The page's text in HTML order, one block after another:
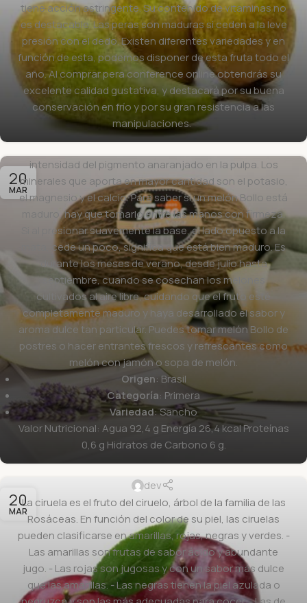
tiene acción astringente. Su contenido de vitaminas no
es destacable. Las peras son maduras si ceden a la leve
presión con el dedo. Existen diferentes variedades y en
función de esta, podemos disponer de esta fruta todo el
año. Al comprar pera conference online obtendrás su
excelente calidad gustativa, y destacará por su buena
conservación en frío y por su gran resistencia a las
manipulaciones.
20
MAR
Melón Torres Unidad 2 K Aprox 2.99€ Kilo
dev
El melón Torres es uno de los frutos de mayor tamaño, y
su forma, unas veces esférica y otras ovalada o
alargada, como un balón de rugby, depende de la
variedad. El 80% de la composición de esta fruta es
agua, y las escasas calorías que aporta se debe a su
contenido moderado de azúcares. La cantidad de
intensidad del pigmento anaranjado en la pulpa. Los
minerales que aporta en mayor cantidad son el potasio,
el magnesio y el calcio. Para saber si un melón Bollo está
maduro, hay que tomarlo entre las manos con firmeza.
Si al presionar suavemente la base, el lado opuesto a la
mata, cede un poco, significa que está bien maduro. Es
durante los meses de verano, desde julio hasta
septiembre, cuando se cosechan los melones
cultivados al aire libre, cuidando que el fruto esté
completamente maduro y haya desarrollado el sabor y
aroma dulce tan particular. Puedes tomar melón Bollo de
postres o hacer entrantes frescos y refrescantes como
melón con jamón o sopa de melón.
Origen: Brasil
Categoría: Primera
Variedad: Sancho
Valor Nutricional: Agua 92,4 g Energía 26,4 kcal Proteínas
0,6 g Hidratos de Carbono 6 g.
20
MAR
Blueberry Plum 500Gr
dev
La ciruela es el fruto del ciruelo, árbol de la familia de las
Rosáceas. En función del color de su piel, las ciruelas
pueden clasificarse en amarillas, rojas, negras y verdes. -
Las amarillas son frutas de sabor ácido y abundante
jugo. - Las rojas son jugosas y con un sabor más dulce
que las amarillas. - Las negras tienen la piel azulada o